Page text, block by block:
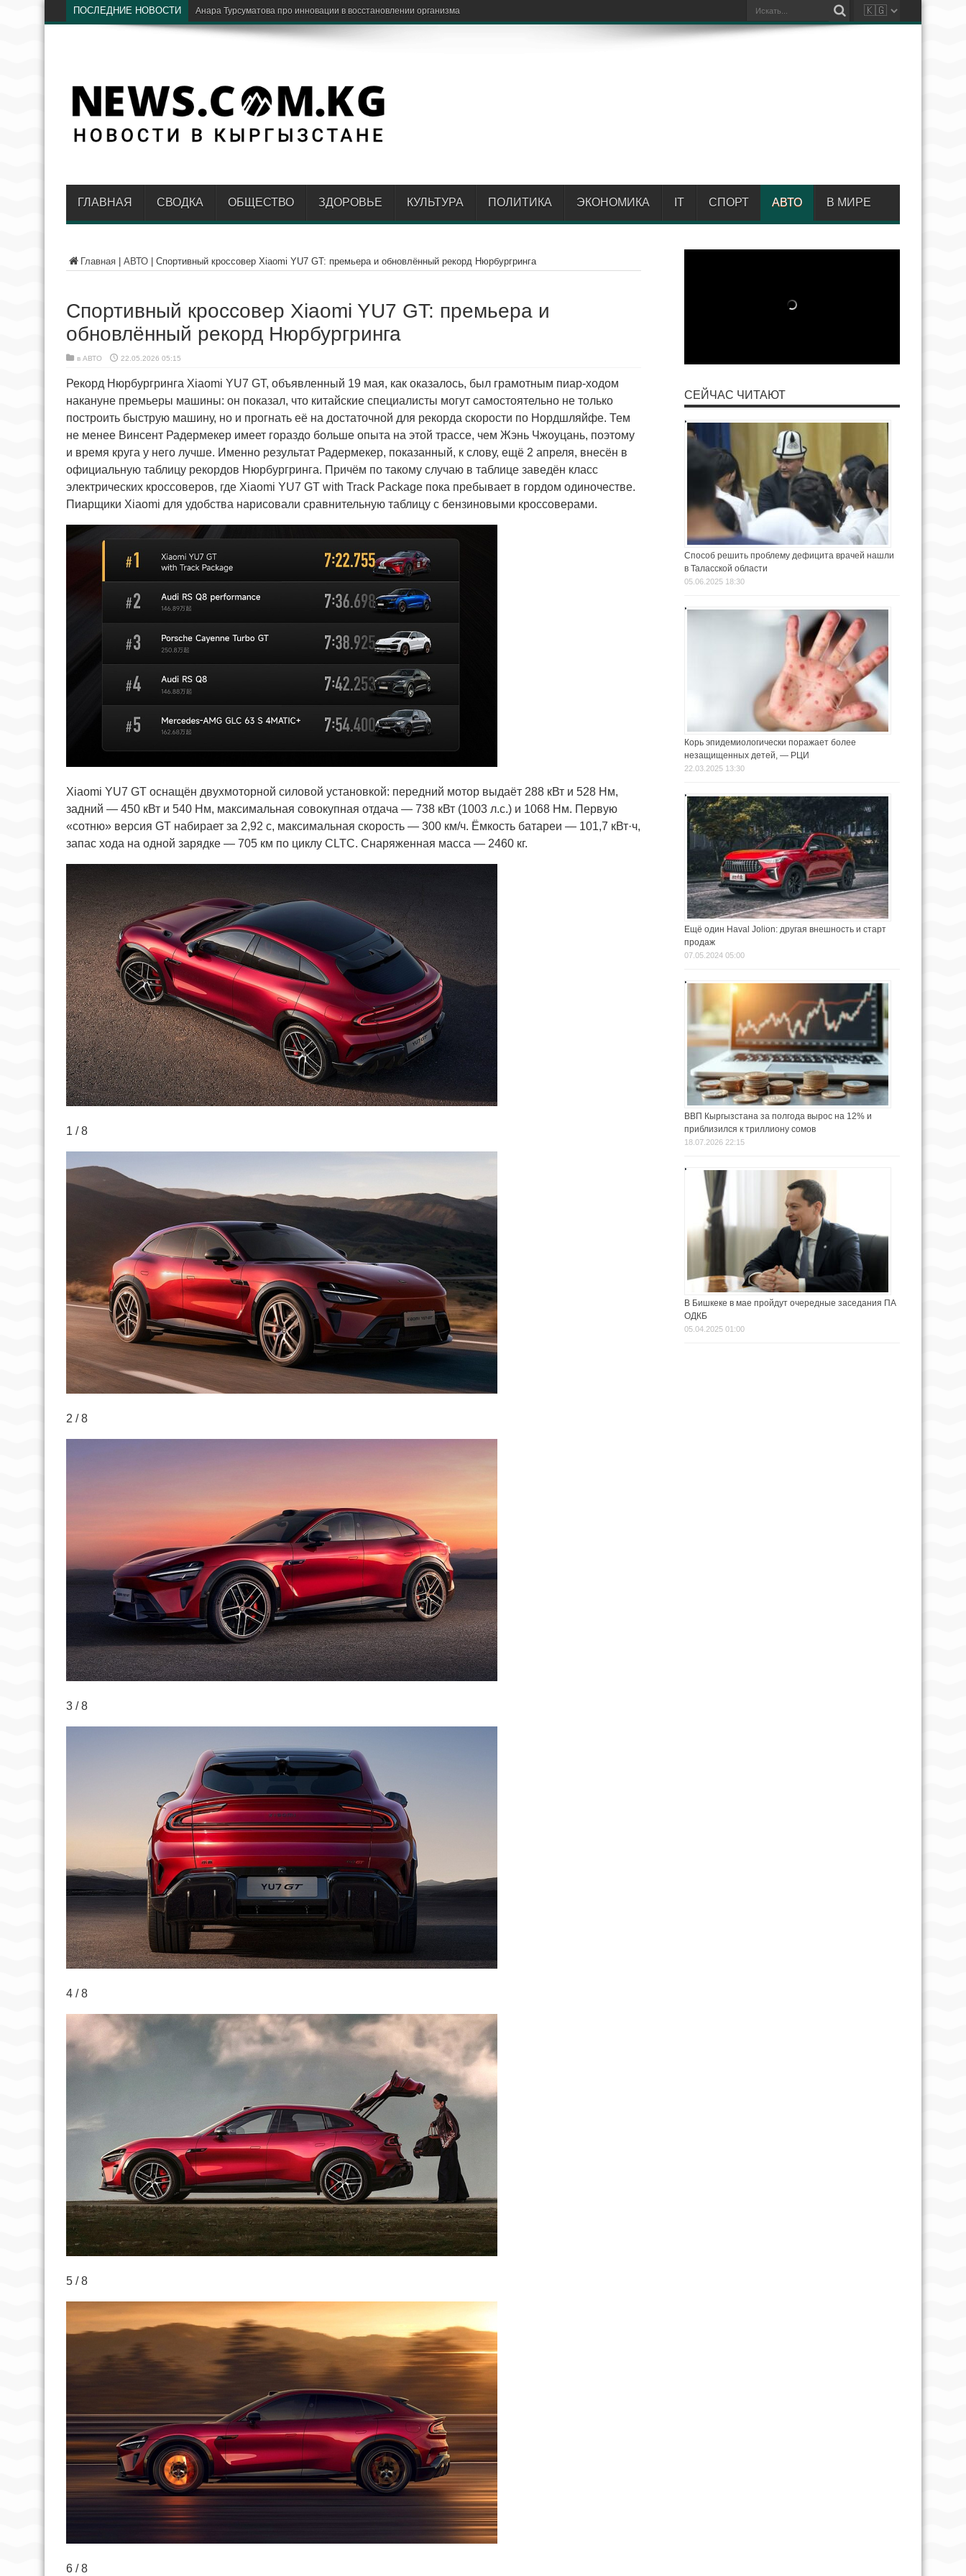
ПОСЛЕДНИЕ НОВОСТИ В путешествиях стало ещё удобнее вместе с роуминг
ГЛАВНАЯ СВОДКА ОБЩЕСТВО ЗДОРОВЬЕ КУЛЬТУРА ПОЛИТИКА ЭКОНОМИКА IT СПОРТ АВТО В МИРЕ
Главная АВТО Спортивный кроссовер Xiaomi YU7 GT: премьера и обновлённый рекорд Нюрбургринга
Спортивный кроссовер Xiaomi YU7 GT: премьера и
обновлённый рекорд Нюрбургринга
в АВТО 22.05.2026 05:15
Рекорд Нюрбургринга Xiaomi YU7 GT, объявленный 19 мая, как оказалось, был грамотным пиар-ходом
накануне премьеры машины: он показал, что китайские специалисты могут самостоятельно не только
построить быструю машину, но и прогнать её на достаточной для рекорда скорости по Нордшляйфе. Тем
не менее Винсент Радермекер имеет гораздо больше опыта на этой трассе, чем Жэнь Чжоуцань, поэтому
и время круга у него лучше. Именно результат Радермекер, показанный, к слову, ещё 2 апреля, внесён в
официальную таблицу рекордов Нюрбургринга. Причём по такому случаю в таблице заведён класс
электрических кроссоверов, где Xiaomi YU7 GT with Track Package пока пребывает в гордом одиночестве.
Пиарщики Xiaomi для удобства нарисовали сравнительную таблицу с бензиновыми кроссоверами.
Xiaomi YU7 GT оснащён двухмоторной силовой установкой: передний мотор выдаёт 288 кВт и 528 Нм,
задний — 450 кВт и 540 Нм, максимальная совокупная отдача — 738 кВт (1003 л.с.) и 1068 Нм. Первую
«сотню» версия GT набирает за 2,92 с, максимальная скорость — 300 км/ч. Ёмкость батареи — 101,7 кВт·ч,
запас хода на одной зарядке — 705 км по циклу CLTC. Снаряженная масса — 2460 кг.
1 / 8
2 / 8
3 / 8
4 / 8
5 / 8
6 / 8
СЕЙЧАС ЧИТАЮТ
Способ решить проблему дефицита врачей нашли
в Таласской области
05.06.2025 18:30
Корь эпидемиологически поражает более
незащищенных детей, — РЦИ
22.03.2025 13:30
Ещё один Haval Jolion: другая внешность и старт
продаж
07.05.2024 05:00
ВВП Кыргызстана за полгода вырос на 12% и
приблизился к триллиону сомов
18.07.2026 22:15
В Бишкеке в мае пройдут очередные заседания ПА
ОДКБ
05.04.2025 01:00